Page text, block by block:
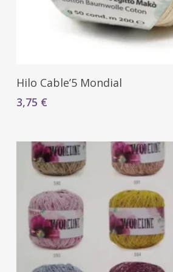
Seleccionar Opciones
Hilo Cable’5 Mondial
3,75 €